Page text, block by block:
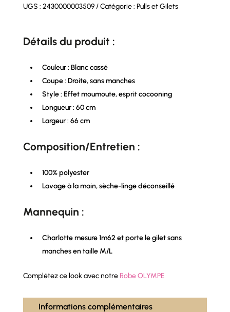
UGS : 2430000003509 Catégorie : Pulls et Gilets
Détails du produit :
Couleur : Blanc cassé
Coupe : Droite, sans manches
Style : Effet moumoute, esprit cocooning
Longueur : 60 cm
Largeur : 66 cm
Composition/Entretien :
100% polyester
Lavage à la main, sèche-linge déconseillé
Mannequin :
Charlotte mesure 1m62 et porte le gilet sans
manches en taille M/L
Complétez ce look avec notreRobe OLYMPE
Informations complémentaires